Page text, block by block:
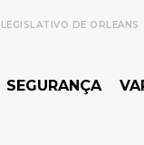
DE ORLEANS
SEGURANÇA